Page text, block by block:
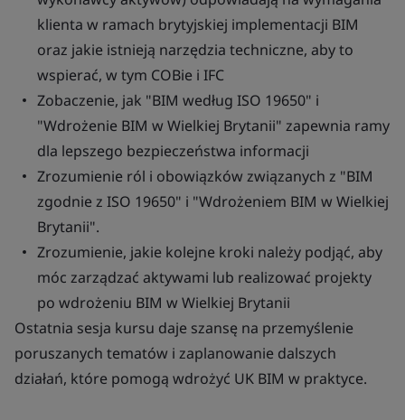
klienta w ramach brytyjskiej implementacji BIM
oraz jakie istnieją narzędzia techniczne, aby to
wspierać, w tym COBie i IFC
Zobaczenie, jak "BIM według ISO 19650" i
"Wdrożenie BIM w Wielkiej Brytanii" zapewnia ramy
dla lepszego bezpieczeństwa informacji
Zrozumienie ról i obowiązków związanych z "BIM
zgodnie z ISO 19650" i "Wdrożeniem BIM w Wielkiej
Brytanii".
Zrozumienie, jakie kolejne kroki należy podjąć, aby
móc zarządzać aktywami lub realizować projekty
po wdrożeniu BIM w Wielkiej Brytanii
Ostatnia sesja kursu daje szansę na przemyślenie
poruszanych tematów i zaplanowanie dalszych
działań, które pomogą wdrożyć UK BIM w praktyce.